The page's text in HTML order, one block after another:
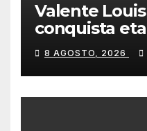
Valente
conquista
Christian
líder da Volta
8 AGOSTO, 2026